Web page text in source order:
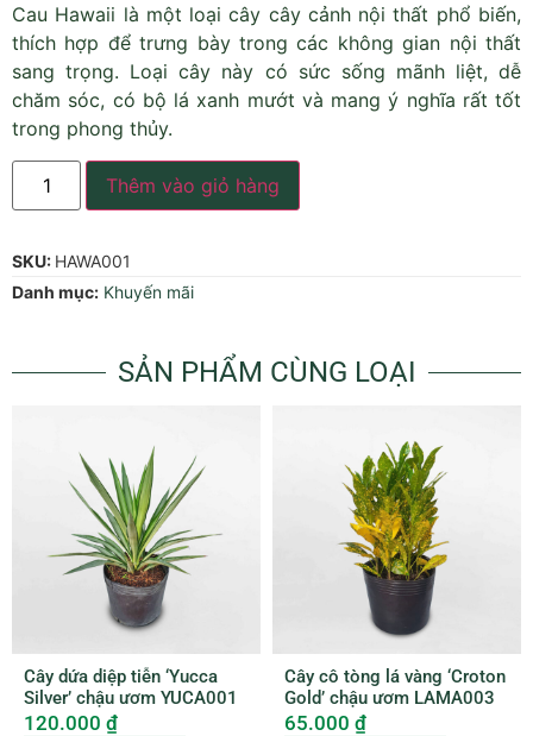
Cau Hawaii là một loại cây cây cảnh nội thất phổ biến,
thích hợp để trưng bày trong các không gian nội thất
sang trọng. Loại cây này có sức sống mãnh liệt, dễ
chăm sóc, có bộ lá xanh mướt và mang ý nghĩa rất tốt
trong phong thủy.
Thêm vào giỏ hàng
SKU: HAWA001
Danh mục: Khuyến mãi
SẢN PHẨM CÙNG LOẠI
Cây dứa diệp tiễn ‘Yucca
Silver’ chậu ươm YUCA001
120.000 ₫
Cây cô tòng lá vàng ‘Croton
Gold’ chậu ươm LAMA003
65.000 ₫